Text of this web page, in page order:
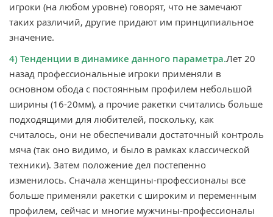
игроки (на любом уровне) говорят, что не замечают
таких различий, другие придают им принципиальное
значение.
4) Тенденции в динамике данного параметра.Лет 20
назад профессиональные игроки применяли в
основном обода с постоянным профилем небольшой
ширины (16-20мм), а прочие ракетки считались больше
подходящими для любителей, поскольку, как
считалось, они не обеспечивали достаточный контроль
мяча (так оно видимо, и было в рамках классической
техники). Затем положение дел постепенно
изменилось. Сначала женщины-профессионалы все
больше применяли ракетки с широким и переменным
профилем, сейчас и многие мужчины-профессионалы